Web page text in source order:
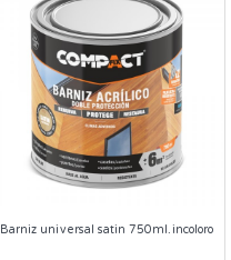
Barniz universal satin 750ml.incoloro